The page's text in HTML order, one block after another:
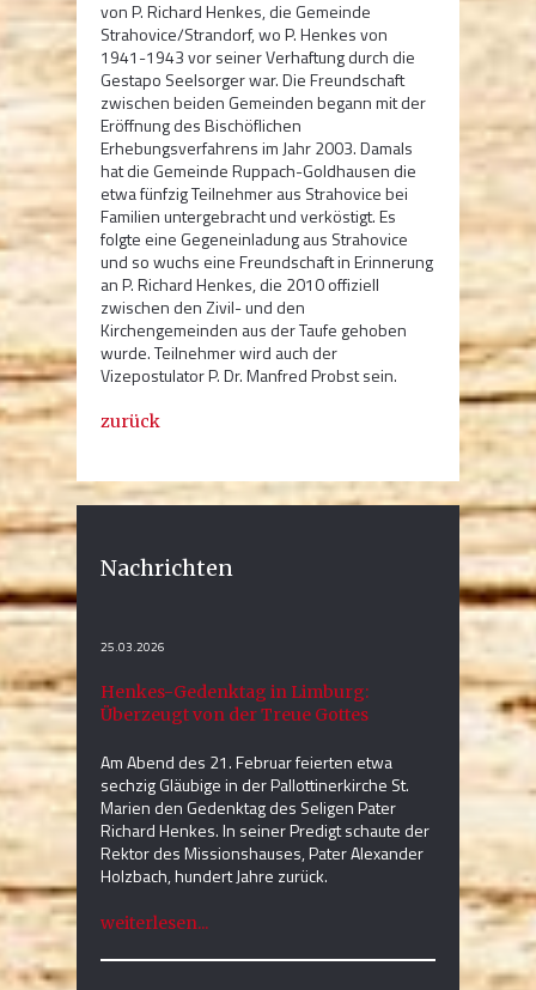
von P. Richard Henkes, die Gemeinde
Strahovice/Strandorf, wo P. Henkes von
1941-1943 vor seiner Verhaftung durch die
Gestapo Seelsorger war. Die Freundschaft
zwischen beiden Gemeinden begann mit der
Eröffnung des Bischöflichen
Erhebungsverfahrens im Jahr 2003. Damals
hat die Gemeinde Ruppach-Goldhausen die
etwa fünfzig Teilnehmer aus Strahovice bei
Familien untergebracht und verköstigt. Es
folgte eine Gegeneinladung aus Strahovice
und so wuchs eine Freundschaft in Erinnerung
an P. Richard Henkes, die 2010 offiziell
zwischen den Zivil- und den
Kirchengemeinden aus der Taufe gehoben
wurde. Teilnehmer wird auch der
Vizepostulator P. Dr. Manfred Probst sein.
zurück
Nachrichten
25.03.2026
Henkes-Gedenktag in Limburg:
Überzeugt von der Treue Gottes
Am Abend des 21. Februar feierten etwa
sechzig Gläubige in der Pallottinerkirche St.
Marien den Gedenktag des Seligen Pater
Richard Henkes. In seiner Predigt schaute der
Rektor des Missionshauses, Pater Alexander
Holzbach, hundert Jahre zurück.
weiterlesen...